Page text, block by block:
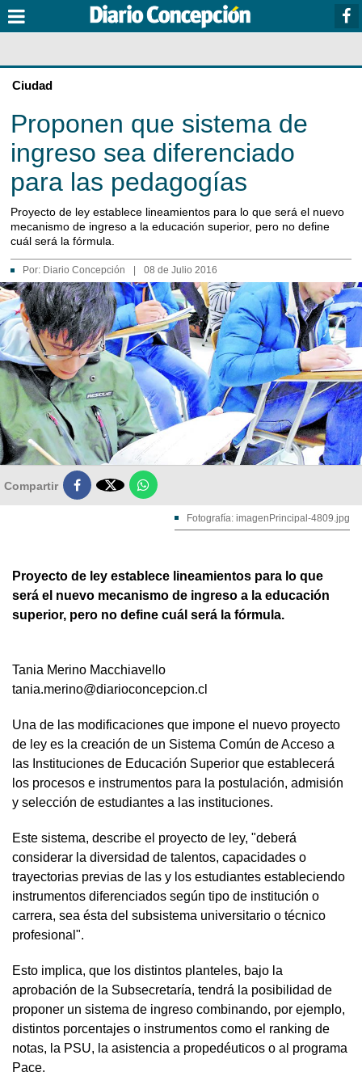
Ciudad
Proponen que sistema de
ingreso sea diferenciado
para las pedagogías
Proyecto de ley establece lineamientos para lo que será el nuevo
mecanismo de ingreso a la educación superior, pero no define
cuál será la fórmula.
Por: Diario Concepción 08 de Julio 2016
Compartir 
Fotografía: imagenPrincipal-4809.jpg
Proyecto de ley establece lineamientos para lo que
será el nuevo mecanismo de ingreso a la educación
superior, pero no define cuál será la fórmula.
Tania Merino Macchiavello
tania.merino@diarioconcepcion.cl
Una de las modificaciones que impone el nuevo proyecto
de ley es la creación de un Sistema Común de Acceso a
las Instituciones de Educación Superior que establecerá
los procesos e instrumentos para la postulación, admisión
y selección de estudiantes a las instituciones.
Este sistema, describe el proyecto de ley, "deberá
considerar la diversidad de talentos, capacidades o
trayectorias previas de las y los estudiantes estableciendo
instrumentos diferenciados según tipo de institución o
carrera, sea ésta del subsistema universitario o técnico
profesional".
Esto implica, que los distintos planteles, bajo la
aprobación de la Subsecretaría, tendrá la posibilidad de
proponer un sistema de ingreso combinando, por ejemplo,
distintos porcentajes o instrumentos como el ranking de
notas, la PSU, la asistencia a propedéuticos o al programa
Pace.